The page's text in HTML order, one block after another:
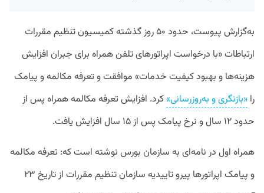
به‌گزارش پیوست، حدود ۵۰ روز گذشته کمیسیون تنظیم مقررات
ارتباطات «با درخواست اپراتورهای تلفن همراه برای جبران افزایش
هزینه‌ها و بهبود کیفیت خدمات» موافقت و تعرفه مکالمه و پیامک
را «بازنگری و به‌روزرسانی»کرد. افزایش تعرفه مکالمه همراه پس از
حدود ۱۲ سال و نرخ پیامک پس از ۱۵ سال افزایش یافت.
همراه اول در نامه‌ای به سازمان بورس نوشته است که: تعرفه مکالمه
و پیامک اپراتورها پیرو تاییدیه سازمان تنظیم مقررات از تاریخ ۲۳